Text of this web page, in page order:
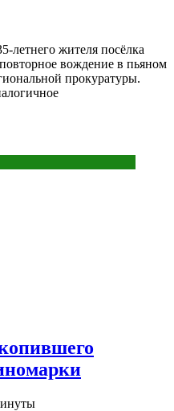
летнего жителя посёлка
вождение в пьяном
прокуратуры.